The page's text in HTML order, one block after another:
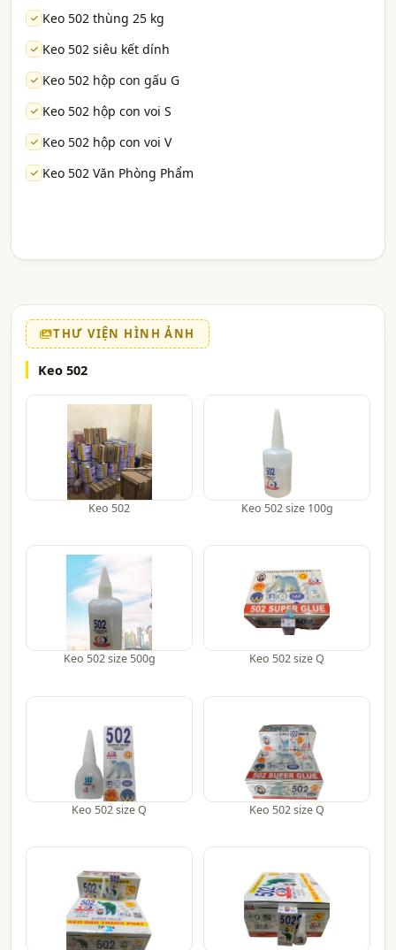
Keo 502 thùng 25 kg
Keo 502 siêu kết dính
Keo 502 hộp con gấu G
Keo 502 hộp con voi S
Keo 502 hộp con voi V
Keo 502 Văn Phòng Phẩm
THƯ VIỆN HÌNH ẢNH
Keo 502
Keo 502 Keo 502 size 100g
Keo 502 size 500g Keo 502 size Q
Keo 502 size Q Keo 502 size Q